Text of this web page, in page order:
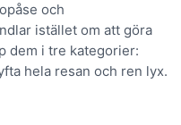
och
istället om att göra
dem i tre kategorier:
hela resan och ren lyx.